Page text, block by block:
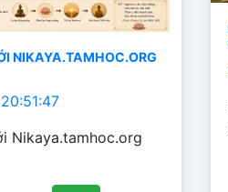
NIKAYA.TAMHOC.ORG
Nikaya.tamhoc.org